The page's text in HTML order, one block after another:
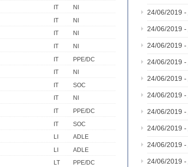
IT
NI
IT
NI
IT
NI
IT
NI
IT
PPE/DC
IT
NI
IT
SOC
IT
NI
IT
PPE/DC
IT
SOC
LI
ADLE
LI
ADLE
LT
PPE/DC
24/06/2019 -
24/06/2019 -
24/06/2019 -
24/06/2019 -
24/06/2019 -
24/06/2019 -
24/06/2019 -
24/06/2019 -
24/06/2019 -
24/06/2019 -